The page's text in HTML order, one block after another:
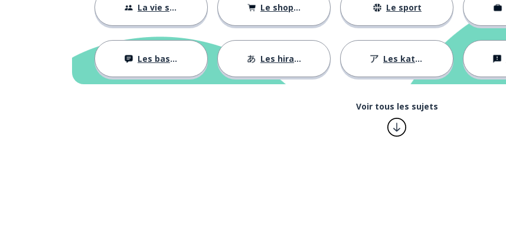
La vie sociale Le shopping Le sport
Les bases Les hiraganas Les katakanas
Voir tous les sujets